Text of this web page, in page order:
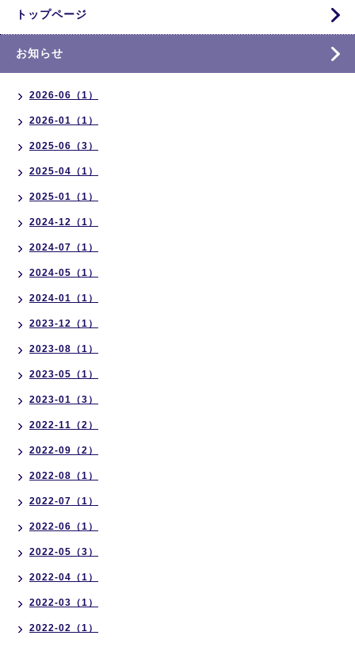
トップページ
お知らせ
2026-06（1）
2026-01（1）
2025-06（3）
2025-04（1）
2025-01（1）
2024-12（1）
2024-07（1）
2024-05（1）
2024-01（1）
2023-12（1）
2023-08（1）
2023-05（1）
2023-01（3）
2022-11（2）
2022-09（2）
2022-08（1）
2022-07（1）
2022-06（1）
2022-05（3）
2022-04（1）
2022-03（1）
2022-02（1）